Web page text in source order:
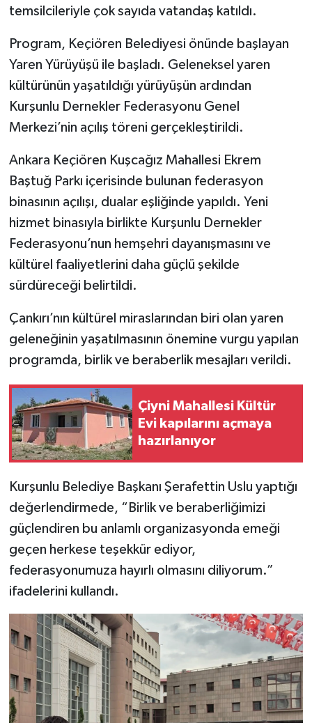
temsilcileriyle çok sayıda vatandaş katıldı.
Program, Keçiören Belediyesi önünde başlayan
Yaren Yürüyüşü ile başladı. Geleneksel yaren
kültürünün yaşatıldığı yürüyüşün ardından
Kurşunlu Dernekler Federasyonu Genel
Merkezi’nin açılış töreni gerçekleştirildi.
Ankara Keçiören Kuşcağız Mahallesi Ekrem
Baştuğ Parkı içerisinde bulunan federasyon
binasının açılışı, dualar eşliğinde yapıldı. Yeni
hizmet binasıyla birlikte Kurşunlu Dernekler
Federasyonu’nun hemşehri dayanışmasını ve
kültürel faaliyetlerini daha güçlü şekilde
sürdüreceği belirtildi.
Çankırı’nın kültürel miraslarından biri olan yaren
geleneğinin yaşatılmasının önemine vurgu yapılan
programda, birlik ve beraberlik mesajları verildi.
Çiyni Mahallesi Kültür
Evi kapılarını açmaya
hazırlanıyor
Kurşunlu Belediye Başkanı Şerafettin Uslu yaptığı
değerlendirmede, “Birlik ve beraberliğimizi
güçlendiren bu anlamlı organizasyonda emeği
geçen herkese teşekkür ediyor,
federasyonumuza hayırlı olmasını diliyorum.”
ifadelerini kullandı.